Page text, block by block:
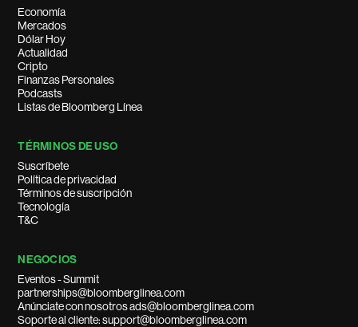
Economía
Mercados
Dólar Hoy
Actualidad
Cripto
Finanzas Personales
Podcasts
Listas de Bloomberg Línea
TÉRMINOS DE USO
Suscríbete
Política de privacidad
Términos de suscripción
Tecnología
T&C
NEGOCIOS
Eventos - Summit
partnerships@bloomberglinea.com
Anúnciate con nosotros ads@bloomberglinea.com
Soporte al cliente: support@bloomberglinea.com